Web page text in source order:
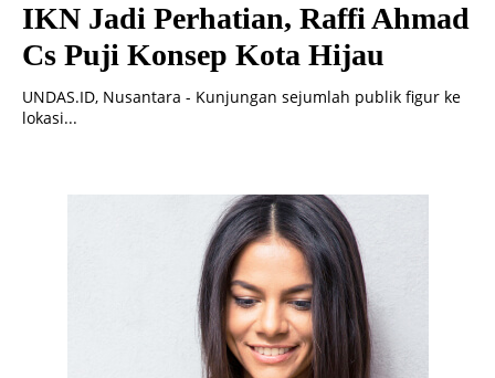
IKN Jadi Perhatian, Raffi Ahmad
Cs Puji Konsep Kota Hijau
UNDAS.ID, Nusantara - Kunjungan sejumlah publik figur ke
lokasi...